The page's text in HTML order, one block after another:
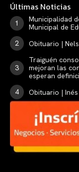
Últimas Noticias
Municipalidad
Municipal de
Obituario |
Traiguén
mejoran las
esperan
Obituario | Inés